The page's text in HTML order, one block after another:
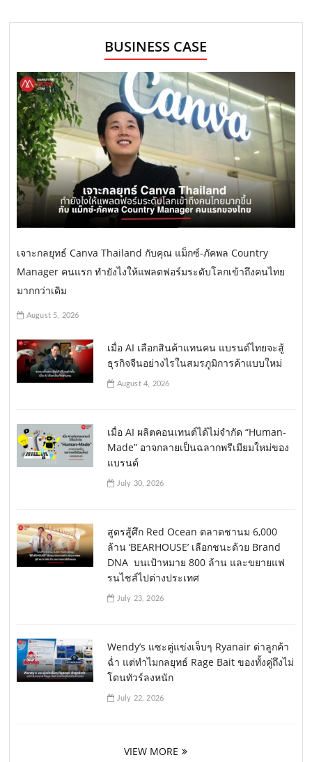
BUSINESS CASE
เจาะกลยุทธ์ Canva Thailand กับคุณ แม็กซ์-ภัคพล Country
Manager คนแรก ทำยังไงให้แพลตฟอร์มระดับโลกเข้าถึงคนไทย
มากกว่าเดิม
August 5, 2026
เมื่อ AI เลือกสินค้าแทนคน แบรนด์ไทยจะสู้
ธุรกิจจีนอย่างไรในสมรภูมิการค้าแบบใหม่
August 4, 2026
เมื่อ AI ผลิตคอนเทนต์ได้ไม่จำกัด “Human-
Made” อาจกลายเป็นฉลากพรีเมียมใหม่ของ
แบรนด์
July 30, 2026
สูตรสู้ศึก Red Ocean ตลาดชานม 6,000
ล้าน ‘BEARHOUSE’ เลือกชนะด้วย Brand
DNA บนเป้าหมาย 800 ล้าน และขยายแฟ
รนไชส์ไปต่างประเทศ
July 23, 2026
Wendy’s แซะคู่แข่งเจ็บๆ Ryanair ด่าลูกค้า
ฉ่ำ แต่ทำไมกลยุทธ์ Rage Bait ของทั้งคู่ถึงไม่
โดนทัวร์ลงหนัก
July 22, 2026
VIEW MORE